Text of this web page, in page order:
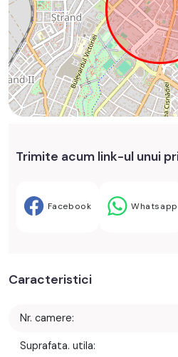
Trimite acum link-ul unui
Facebook Whatsapp
Caracteristici
Nr. camere:
Suprafata. utila: